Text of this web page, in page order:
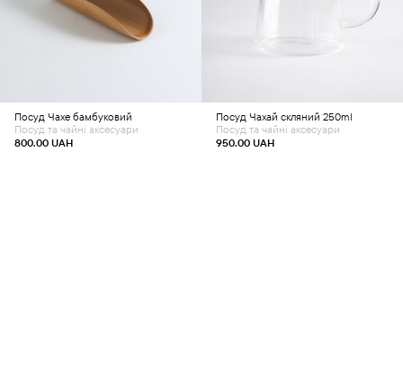
Додати в кошик
Посуд Чахе бамбуковий
800.00 UAH
Посуд та чайні аксесуари
Додати в кошик
Посуд Чахай скляний 250ml
950.00 UAH
Посуд та чайні аксесуари